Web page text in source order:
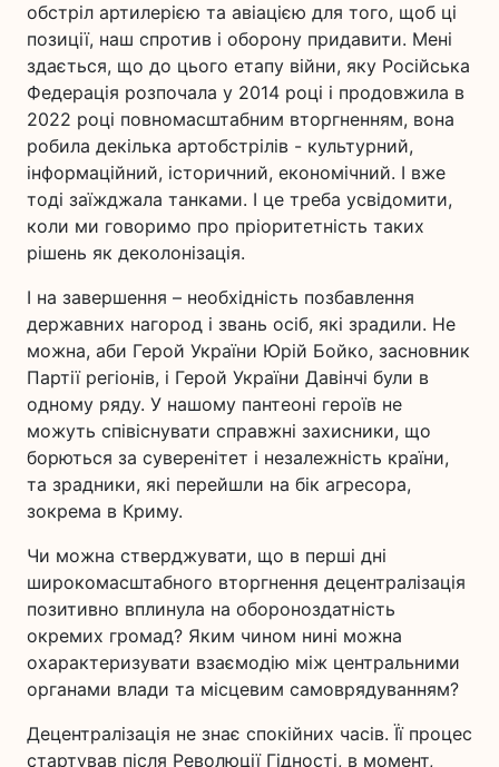
обстріл артилерією та авіацією для того, щоб ці
позиції, наш спротив і оборону придавити. Мені
здається, що до цього етапу війни, яку Російська
Федерація розпочала у 2014 році і продовжила в
2022 році повномасштабним вторгненням, вона
робила декілька артобстрілів - культурний,
інформаційний, історичний, економічний. І вже
тоді заїжджала танками. І це треба усвідомити,
коли ми говоримо про пріоритетність таких
рішень як деколонізація.
І на завершення – необхідність позбавлення
державних нагород і звань осіб, які зрадили. Не
можна, аби Герой України Юрій Бойко, засновник
Партії регіонів, і Герой України Давінчі були в
одному ряду. У нашому пантеоні героїв не
можуть співіснувати справжні захисники, що
борються за суверенітет і незалежність країни,
та зрадники, які перейшли на бік агресора,
зокрема в Криму.
Чи можна стверджувати, що в перші дні
широкомасштабного вторгнення децентралізація
позитивно вплинула на обороноздатність
окремих громад? Яким чином нині можна
охарактеризувати взаємодію між центральними
органами влади та місцевим самоврядуванням?
Децентралізація не знає спокійних часів. Її процес
стартував після Революції Гідності, в момент,